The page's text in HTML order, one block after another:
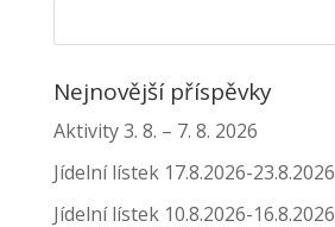
Nejnovější příspěvky
Aktivity 3. 8. – 7. 8. 2026
Jídelní lístek 17.8.2026-23.8.2026
Jídelní lístek 10.8.2026-16.8.2026